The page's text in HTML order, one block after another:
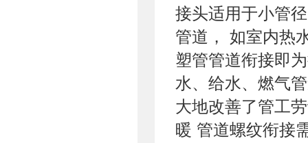
接头适用于小管
管道， 如室内热
塑管管道衔接即
水、给水、燃气
大地改善了管工
暖 管道螺纹衔接